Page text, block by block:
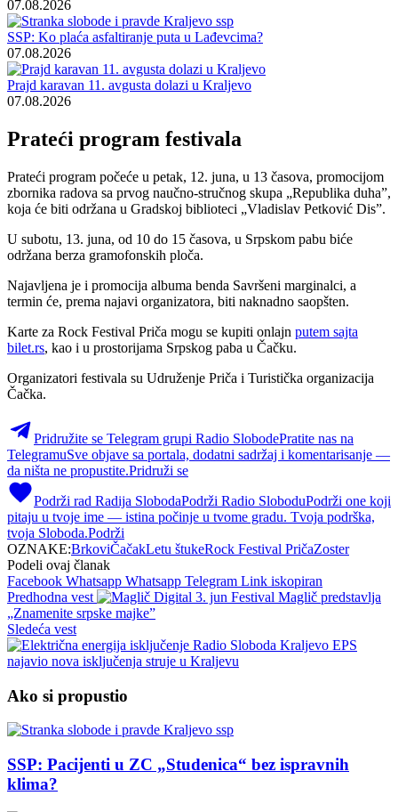
07.08.2026
SSP: Ko plaća asfaltiranje puta u Lađevcima?
07.08.2026
Prajd karavan 11. avgusta dolazi u Kraljevo
07.08.2026
Prateći program festivala
Prateći program počeće u petak, 12. juna, u 13 časova, promocijom
zbornika radova sa prvog naučno-stručnog skupa „Republika duha”,
koja će biti održana u Gradskoj biblioteci „Vladislav Petković Dis”.
U subotu, 13. juna, od 10 do 15 časova, u Srpskom pabu biće
održana berza gramofonskih ploča.
Najavljena je i promocija albuma benda Savršeni marginalci, a
termin će, prema najavi organizatora, biti naknadno saopšten.
Karte za Rock Festival Priča mogu se kupiti onlajn putem sajta
bilet.rs, kao i u prostorijama Srpskog paba u Čačku.
Organizatori festivala su Udruženje Priča i Turistička organizacija
Čačka.
Pridružite se Telegram grupi Radio SlobodePratite nas na
TelegramuSve objave sa portala, dodatni sadržaj i komentarisanje —
da ništa ne propustite.Pridruži se
Podrži rad Radija SlobodaPodrži Radio SloboduPodrži one koji
pitaju u tvoje ime — istina počinje u tvome gradu. Tvoja podrška,
tvoja Sloboda.Podrži
OZNAKE:BrkoviČačakLetu štukeRock Festival PričaZoster
Podeli ovaj članak
Facebook Whatsapp Whatsapp Telegram Link iskopiran
Predhodna vest
Festival Maglič predstavlja
„Znamenite srpske majke”
Sledeća vest
EPS
najavio nova isključenja struje u Kraljevu
Ako si propustio
SSP: Pacijenti u ZC „Studenica“ bez ispravnih
klima?